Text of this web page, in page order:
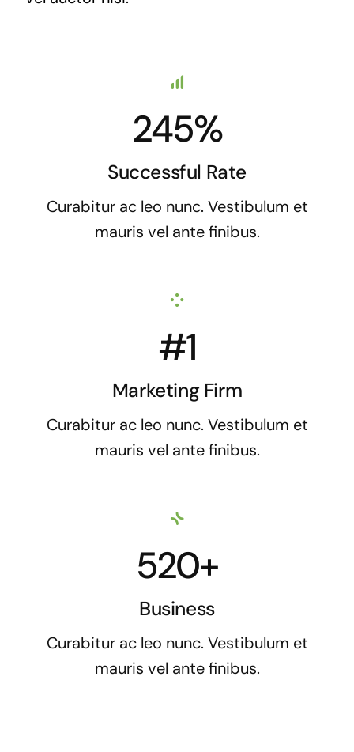
245%
Successful Rate
Curabitur ac leo nunc. Vestibulum et
mauris vel ante finibus.
#1
Marketing Firm
Curabitur ac leo nunc. Vestibulum et
mauris vel ante finibus.
520+
Business
Curabitur ac leo nunc. Vestibulum et
mauris vel ante finibus.